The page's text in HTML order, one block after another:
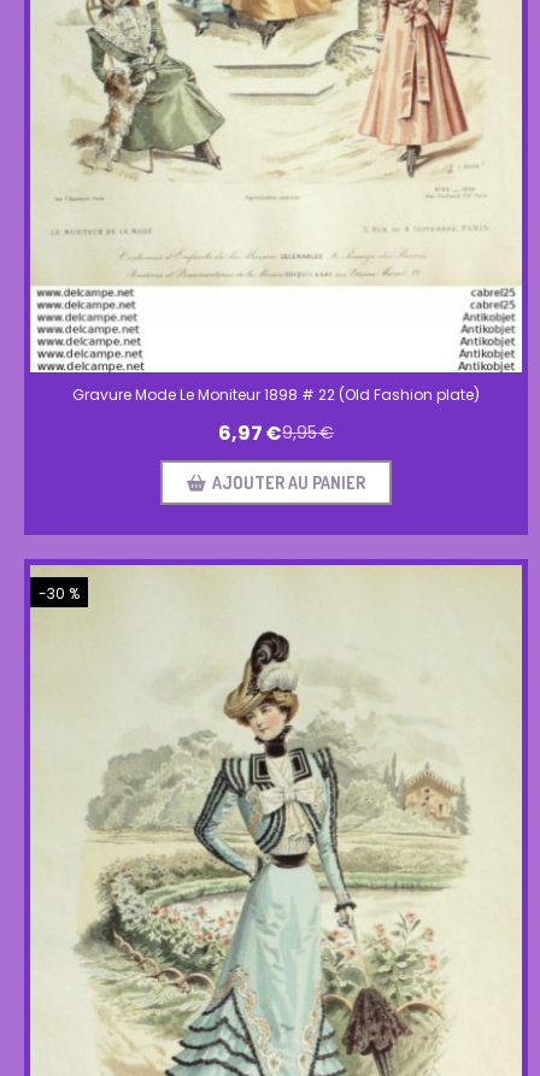
Gravure Mode Le Moniteur 1898 # 22 (Old Fashion plate)
6,97€9,95€
AJOUTER AU PANIER
-30 %